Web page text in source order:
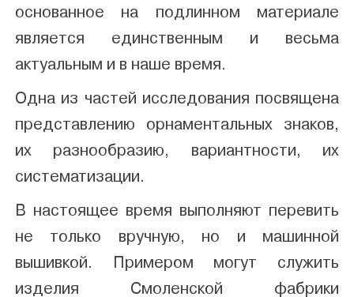
основанное на подлинном материале
является единственным и весьма
актуальным и в наше время.
Одна из частей исследования посвящена
представлению орнаментальных знаков,
их разнообразию, вариантности, их
систематизации.
В настоящее время выполняют перевить
не только вручную, но и машинной
вышивкой. Примером могут служить
изделия Смоленской фабрики